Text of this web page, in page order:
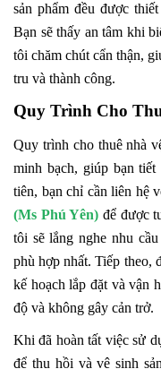
sản phẩm đều được
Bạn sẽ thấy an tâm khi
tôi chăm chút cẩn thận,
tru và thành công.
Quy Trình Cho
Quy trình cho thuê nhà
minh bạch, giúp bạn
tiên, bạn chỉ cần liên hệ
(Ms Phú Yên) để được
tôi sẽ lắng nghe nhu
phù hợp nhất. Tiếp theo,
kế hoạch lắp đặt và vận
độ và không gây cản trở.
Khi đã hoàn tất việc sử
để thu hồi và vệ sinh